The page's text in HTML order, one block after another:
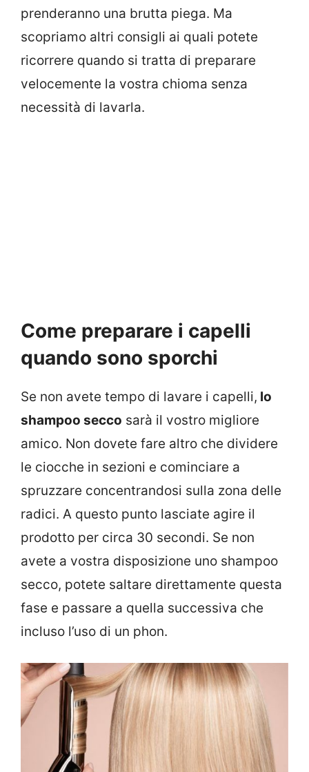
prenderanno una brutta piega. Ma
scopriamo altri consigli ai quali potete
ricorrere quando si tratta di preparare
velocemente la vostra chioma senza
necessità di lavarla.
Come preparare i capelli
quando sono sporchi
Se non avete tempo di lavare i capelli, lo
shampoo secco sarà il vostro migliore
amico. Non dovete fare altro che dividere
le ciocche in sezioni e cominciare a
spruzzare concentrandosi sulla zona delle
radici. A questo punto lasciate agire il
prodotto per circa 30 secondi. Se non
avete a vostra disposizione uno shampoo
secco, potete saltare direttamente questa
fase e passare a quella successiva che
incluso l’uso di un phon.